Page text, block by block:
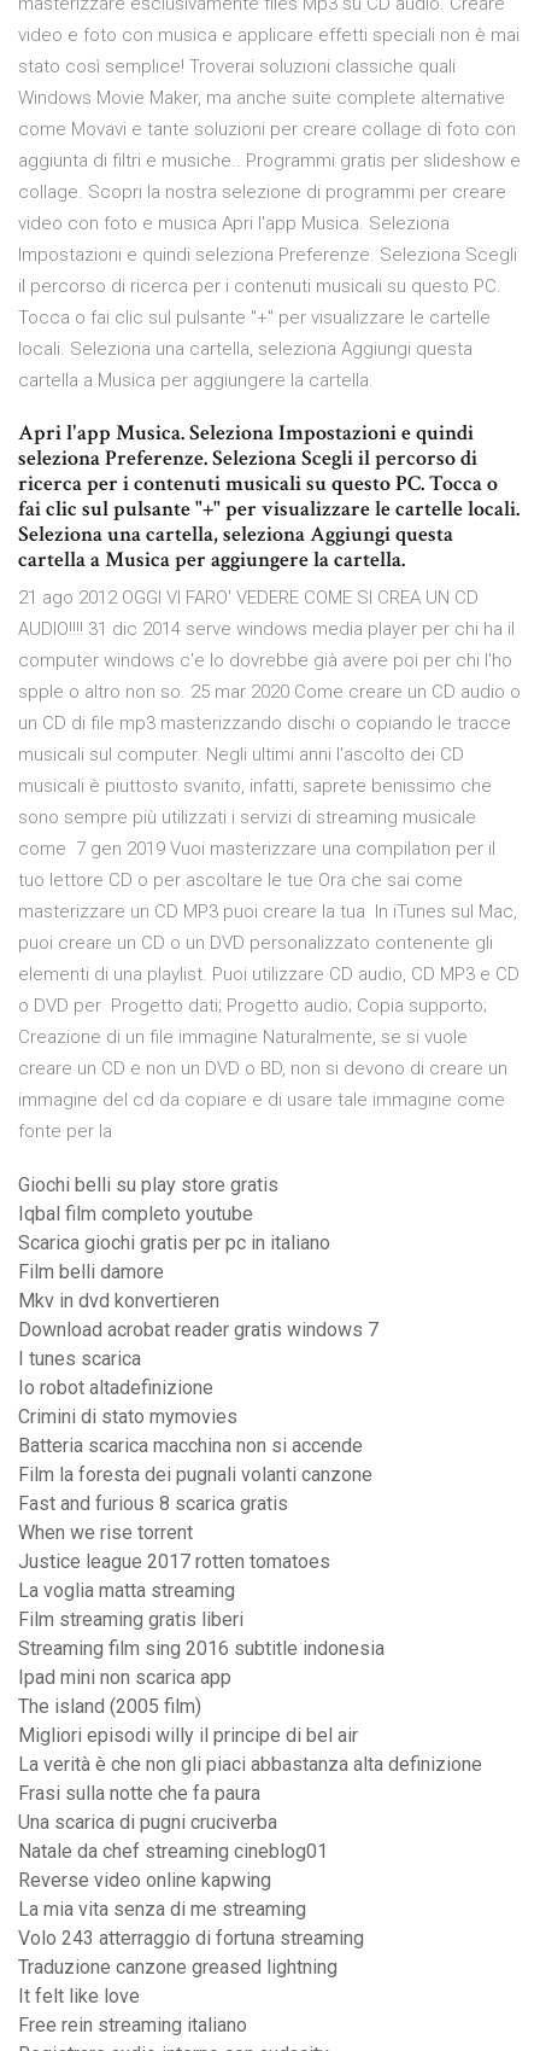
video e foto con musica e applicare effetti speciali non è mai
stato così semplice! Troverai soluzioni classiche quali
Windows Movie Maker, ma anche suite complete alternative
come Movavi e tante soluzioni per creare collage di foto con
aggiunta di filtri e musiche.. Programmi gratis per slideshow e
collage. Scopri la nostra selezione di programmi per creare
video con foto e musica Apri l'app Musica. Seleziona
Impostazioni e quindi seleziona Preferenze. Seleziona Scegli
il percorso di ricerca per i contenuti musicali su questo PC.
Tocca o fai clic sul pulsante "+" per visualizzare le cartelle
locali. Seleziona una cartella, seleziona Aggiungi questa
cartella a Musica per aggiungere la cartella.
Apri l'app Musica. Seleziona Impostazioni e quindi
seleziona Preferenze. Seleziona Scegli il percorso di
ricerca per i contenuti musicali su questo PC. Tocca o
fai clic sul pulsante "+" per visualizzare le cartelle locali.
Seleziona una cartella, seleziona Aggiungi questa
cartella a Musica per aggiungere la cartella.
21 ago 2012 OGGI VI FARO' VEDERE COME SI CREA UN CD
AUDIO!!!! 31 dic 2014 serve windows media player per chi ha il
computer windows c'e lo dovrebbe già avere poi per chi l'ho
spple o altro non so. 25 mar 2020 Come creare un CD audio o
un CD di file mp3 masterizzando dischi o copiando le tracce
musicali sul computer. Negli ultimi anni l'ascolto dei CD
musicali è piuttosto svanito, infatti, saprete benissimo che
sono sempre più utilizzati i servizi di streaming musicale
come 7 gen 2019 Vuoi masterizzare una compilation per il
tuo lettore CD o per ascoltare le tue Ora che sai come
masterizzare un CD MP3 puoi creare la tua In iTunes sul Mac,
puoi creare un CD o un DVD personalizzato contenente gli
elementi di una playlist. Puoi utilizzare CD audio, CD MP3 e CD
o DVD per Progetto dati; Progetto audio; Copia supporto;
Creazione di un file immagine Naturalmente, se si vuole
creare un CD e non un DVD o BD, non si devono di creare un
immagine del cd da copiare e di usare tale immagine come
fonte per la
Giochi belli su play store gratis
Iqbal film completo youtube
Scarica giochi gratis per pc in italiano
Film belli damore
Mkv in dvd konvertieren
Download acrobat reader gratis windows 7
I tunes scarica
Io robot altadefinizione
Crimini di stato mymovies
Batteria scarica macchina non si accende
Film la foresta dei pugnali volanti canzone
Fast and furious 8 scarica gratis
When we rise torrent
Justice league 2017 rotten tomatoes
La voglia matta streaming
Film streaming gratis liberi
Streaming film sing 2016 subtitle indonesia
Ipad mini non scarica app
The island (2005 film)
Migliori episodi willy il principe di bel air
La verità è che non gli piaci abbastanza alta definizione
Frasi sulla notte che fa paura
Una scarica di pugni cruciverba
Natale da chef streaming cineblog01
Reverse video online kapwing
La mia vita senza di me streaming
Volo 243 atterraggio di fortuna streaming
Traduzione canzone greased lightning
It felt like love
Free rein streaming italiano